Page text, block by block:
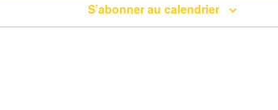
S’abonner au calendrier